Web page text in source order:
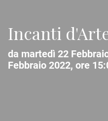
Incanti
da martedì 22
Febbraio 2022, ore